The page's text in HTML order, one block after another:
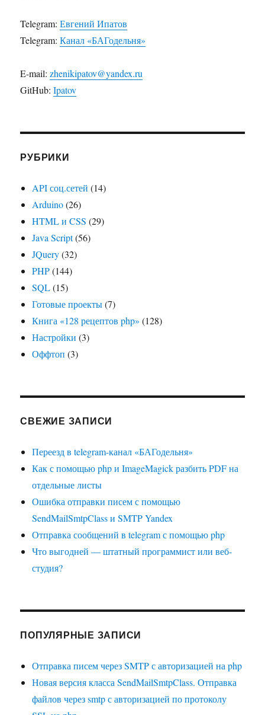
Telegram:Евгений Ипатов
Telegram:Канал «БАГодельня»
E-mail:zhenikipatov@yandex.ru
GitHub:Ipatov
РУБРИКИ
API соц.сетей (14)
Arduino(26)
HTML и CSS (29)
Java Script(56)
JQuery(32)
PHP(144)
SQL(15)
Готовые проекты(7)
Книга «128 рецептов php» (128)
Настройки (3)
Оффтоп (3)
СВЕЖИЕ ЗАПИСИ
Переезд в telegram-канал «БАГодельня»
Как с помощью php и ImageMagick разбить PDF на
отдельные листы
Ошибка отправки писем с помощью
SendMailSmtpClass и SMTP Yandex
Отправка сообщений в telegram с помощью php
Что выгодней — штатный программист или веб-
студия?
ПОПУЛЯРНЫЕ ЗАПИСИ
Отправка писем через SMTP с авторизацией на php
Новая версия класса SendMailSmtpClass. Отправка
файлов через smtp с авторизацией по протоколу